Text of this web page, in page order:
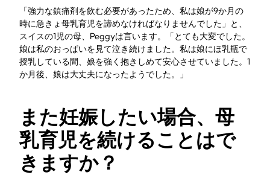
「強力な鎮痛剤を飲む必要があったため、私は娘が9か月の
時に急きょ母乳育児を諦めなければなりませんでした」と、
スイスの1児の母、Peggyは言います。「とても大変でした。
娘は私のおっぱいを見て泣き続けました。私は娘にほ乳瓶で
授乳している間、娘を強く抱きしめて安心させていました。1
か月後、娘は大丈夫になったようでした。」
また妊娠したい場合、母
乳育児を続けることはで
きますか？